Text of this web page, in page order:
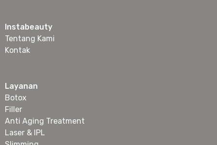
Instabeauty
Tentang Kami
Kontak
Layanan
Botox
Filler
Anti Aging Treatment
Laser & IPL